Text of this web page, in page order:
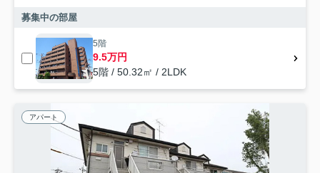
募集中の部屋
5階
9.5万円
5階 / 50.32㎡ / 2LDK
アパート